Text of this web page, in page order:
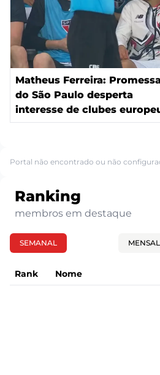
Matheus Ferreira:
do São Paulo desperta
interesse de clubes
Portal não encontrado ou não
Ranking
membros em destaque
SEMANAL MENSAL
Rank Nome